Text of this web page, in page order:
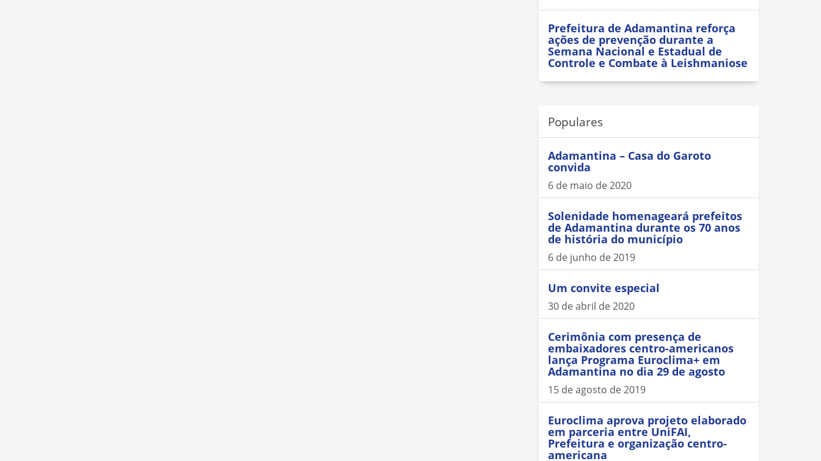
Prefeitura de Adamantina reforça
ações de prevenção durante a
Semana Nacional e Estadual de
Controle e Combate à Leishmaniose
Populares
Adamantina – Casa do Garoto
convida
6 de maio de 2020
Solenidade homenageará prefeitos
de Adamantina durante os 70 anos
de história do município
6 de junho de 2019
Um convite especial
30 de abril de 2020
Cerimônia com presença de
embaixadores centro-americanos
lança Programa Euroclima+ em
Adamantina no dia 29 de agosto
15 de agosto de 2019
Euroclima aprova projeto elaborado
em parceria entre UniFAI,
Prefeitura e organização centro-
americana